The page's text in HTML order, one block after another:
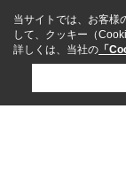
当サイトでは、お客様
して、クッキー（
詳しくは、当社の 「